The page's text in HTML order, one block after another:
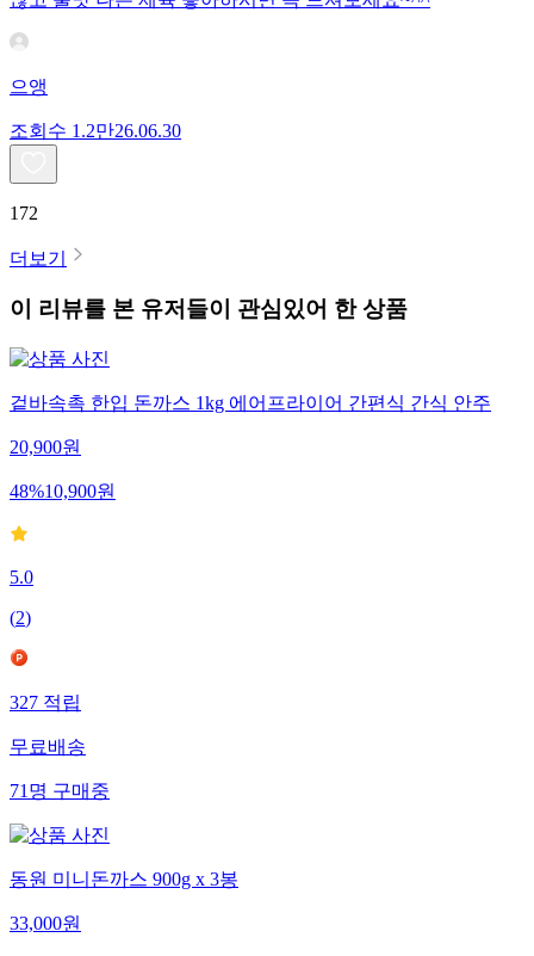
으앵
조회수 1.2만26.06.30
172
더보기
이 리뷰를 본 유저들이 관심있어 한 상품
겉바속촉 한입 돈까스 1kg 에어프라이어 간편식 간식 안주
20,900원
48%10,900원
5.0
(2)
327 적립
무료배송
71 명 구매중
동원 미니돈까스 900g x 3봉
33,000원